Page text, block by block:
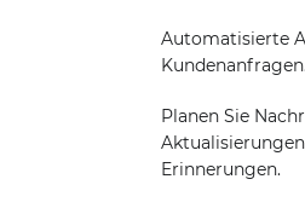
Automatisierte
Kundenanfragen.
Planen Sie
Erinnerungen.